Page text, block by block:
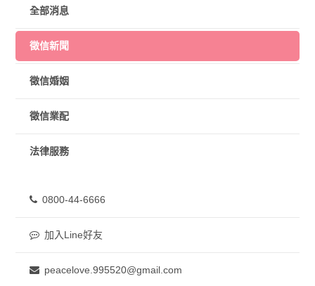
全部消息
徵信新聞
徵信婚姻
徵信業配
法律服務
0800-44-6666
加入Line好友
peacelove.995520@gmail.com